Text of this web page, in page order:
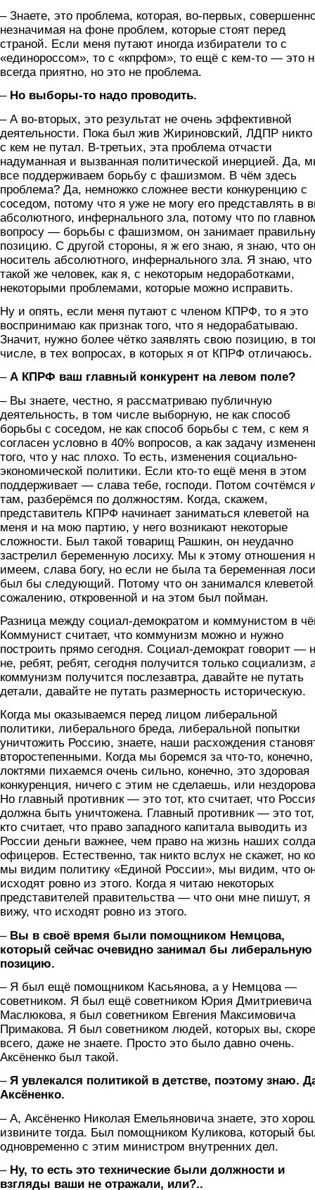
– Знаете, это проблема, которая, во-первых,
незначимая на фоне проблем, которые стоят перед
страной. Если меня путают иногда избиратели то с
«единороссом», то с «кпрфом», то ещё с кем-то — это
всегда приятно, но это не проблема.
– Но выборы-то надо проводить.
– А во-вторых, это результат не очень эффективной
деятельности. Пока был жив Жириновский, ЛДПР никто
с кем не путал. В-третьих, эта проблема отчасти
надуманная и вызванная политической инерцией. Да,
все поддерживаем борьбу с фашизмом. В чём здесь
проблема? Да, немножко сложнее вести конкуренцию с
соседом, потому что я уже не могу его представлять в
абсолютного, инфернального зла, потому что по
вопросу — борьбы с фашизмом, он занимает
позицию. С другой стороны, я ж его знаю, я знаю, что
носитель абсолютного, инфернального зла. Я знаю, что
такой же человек, как я, с некоторым недоработками,
некоторыми проблемами, которые можно исправить.
Ну и опять, если меня путают с членом КПРФ, то я это
воспринимаю как признак того, что я недорабатываю.
Значит, нужно более чётко заявлять свою позицию, в
числе, в тех вопросах, в которых я от КПРФ отличаюсь.
– А КПРФ ваш главный конкурент на левом поле?
– Вы знаете, честно, я рассматриваю публичную
деятельность, в том числе выборную, не как способ
борьбы с соседом, не как способ борьбы с тем, с кем я
согласен условно в 40% вопросов, а как задачу
того, что у нас плохо. То есть, изменения социально-
экономической политики. Если кто-то ещё меня в этом
поддерживает — слава тебе, господи. Потом сочтёмся
там, разберёмся по должностям. Когда, скажем,
представитель КПРФ начинает заниматься клеветой на
меня и на мою партию, у него возникают некоторые
сложности. Был такой товарищ Рашкин, он неудачно
застрелил беременную лосиху. Мы к этому отношения
имеем, слава богу, но если не была та беременная
был бы следующий. Потому что он занимался
сожалению, откровенной и на этом был пойман.
Разница между социал-демократом и коммунистом в
Коммунист считает, что коммунизм можно и нужно
построить прямо сегодня. Социал-демократ говорит —
не, ребят, ребят, сегодня получится только социализм,
коммунизм получится послезавтра, давайте не путать
детали, давайте не путать размерность историческую.
Когда мы оказываемся перед лицом либеральной
политики, либерального бреда, либеральной попытки
уничтожить Россию, знаете, наши расхождения
второстепенными. Когда мы боремся за что-то,
локтями пихаемся очень сильно, конечно, это здоровая
конкуренция, ничего с этим не сделаешь, или
Но главный противник — это тот, кто считает, что
должна быть уничтожена. Главный противник — это тот,
кто считает, что право западного капитала выводить из
России деньги важнее, чем право на жизнь наших
офицеров. Естественно, так никто вслух не скажет, но
мы видим политику «Единой России», мы видим, что
исходят ровно из этого. Когда я читаю некоторых
представителей правительства — что они мне пишут, я
вижу, что исходят ровно из этого.
– Вы в своё время были помощником Немцова,
который сейчас очевидно занимал бы либеральную
позицию.
– Я был ещё помощником Касьянова, а у Немцова —
советником. Я был ещё советником Юрия Дмитриевича
Маслюкова, я был советником Евгения Максимовича
Примакова. Я был советником людей, которых вы,
всего, даже не знаете. Просто это было давно очень.
Аксёненко был такой.
– Я увлекался политикой в детстве, поэтому знаю.
Аксёненко.
– А, Аксёненко Николая Емельяновича знаете, это
извините тогда. Был помощником Куликова, который
одновременно с этим министром внутренних дел.
– Ну, то есть это технические были должности и
взгляды ваши не отражали, или?..